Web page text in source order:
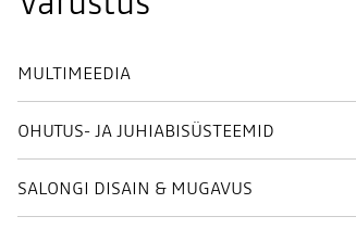
MULTIMEEDIA
OHUTUS- JA JUHIABISÜSTEEMID
SALONGI DISAIN & MUGAVUS